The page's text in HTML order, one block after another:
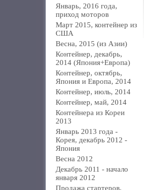
Январь, 2016 года,
приход моторов
Март 2015, контейнер из
США
Весна, 2015 (из Азии)
Контейнер, декабрь,
2014 (Япония+Европа)
Контейнер, октябрь,
Япония и Европа, 2014
Контейнер, июль, 2014
Контейнер, май, 2014
Контейнера из Кореи
2013
Январь 2013 года -
Корея, декабрь 2012 -
Япония
Весна 2012
Декабрь 2011 - начало
января 2012
Продажа стартеров,